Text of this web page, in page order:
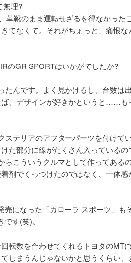
無理?
革靴のまま運転せざるを得なかった
てなくて。それがちょっと、痛恨な
のGR SPORTはいかがでしたか?
んです。よく見かけるし、台数は
、デザインが好きかというと……も
テリアのアフターパーツを付けて
た部分に線がたくさん入っているの
こういうクルマとして作ってあるの
剤でくっつけたのではなく、一体感
になった「カローラ スポーツ」も
す(笑)。
転数を合わせてくれるトヨタのMT)
しまうんじゃないかと思うくらい、